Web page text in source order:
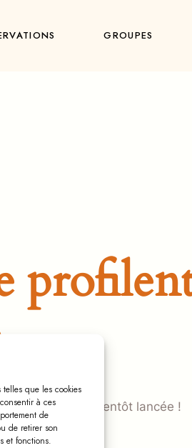
que les cookies
à ces
de
de retirer son
et fonctions.
GROUPES
et sera bientôt lancée !